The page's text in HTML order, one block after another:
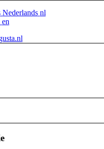
Nederlands nl
en